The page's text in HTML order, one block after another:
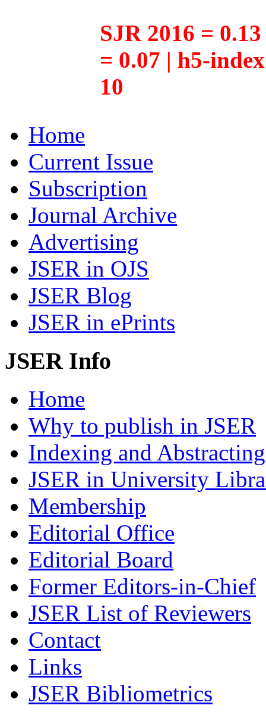
SJR 2016 =
= 0.07 | h5-
10
Home
Current Issue
Subscription
Journal Archive
Advertising
JSER in OJS
JSER Blog
JSER in ePrints
JSER Info
Home
Why to publish in JSER
Indexing and Abstracting
JSER in University
Membership
Editorial Office
Editorial Board
Former Editors-in-Chief
JSER List of Reviewers
Contact
Links
JSER Bibliometrics